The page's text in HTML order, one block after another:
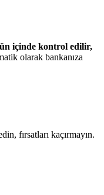
içinde kontrol edilir,
olarak bankanıza
fırsatları kaçırmayın.